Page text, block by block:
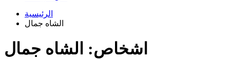
الرئيسية
الشاه جمال
اشخاص: الشاه جمال